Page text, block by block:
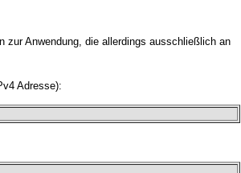
zur Anwendung, die allerdings ausschließlich an
Adresse):